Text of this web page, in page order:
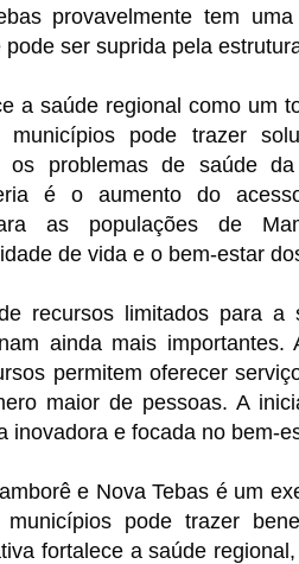
provavelmente tem
ser suprida pela
a saúde regional como um
municípios pode trazer
os problemas de saúde
é o aumento do
as populações de
de vida e o bem-estar
recursos limitados para a
ainda mais
permitem oferecer
maior de pessoas. A
inovadora e focada no bem-
e Nova Tebas é um
municípios pode trazer
fortalece a saúde